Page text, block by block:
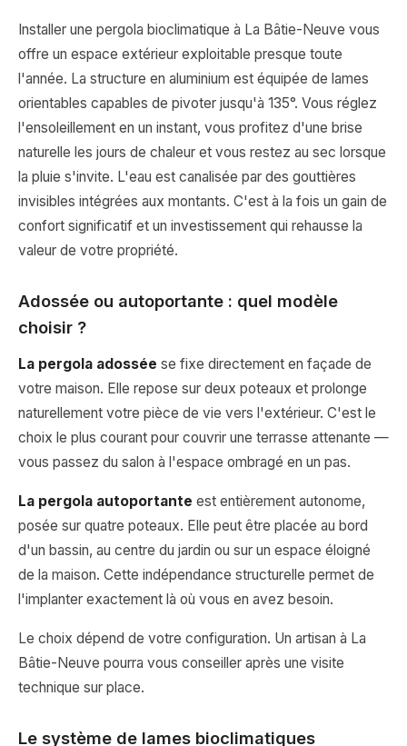
Installer une pergola bioclimatique à La Bâtie-Neuve vous
offre un espace extérieur exploitable presque toute
l'année. La structure en aluminium est équipée de lames
orientables capables de pivoter jusqu'à 135°. Vous réglez
l'ensoleillement en un instant, vous profitez d'une brise
naturelle les jours de chaleur et vous restez au sec lorsque
la pluie s'invite. L'eau est canalisée par des gouttières
invisibles intégrées aux montants. C'est à la fois un gain de
confort significatif et un investissement qui rehausse la
valeur de votre propriété.
Adossée ou autoportante : quel modèle
choisir ?
La pergola adossée se fixe directement en façade de
votre maison. Elle repose sur deux poteaux et prolonge
naturellement votre pièce de vie vers l'extérieur. C'est le
choix le plus courant pour couvrir une terrasse attenante —
vous passez du salon à l'espace ombragé en un pas.
La pergola autoportante est entièrement autonome,
posée sur quatre poteaux. Elle peut être placée au bord
d'un bassin, au centre du jardin ou sur un espace éloigné
de la maison. Cette indépendance structurelle permet de
l'implanter exactement là où vous en avez besoin.
Le choix dépend de votre configuration. Un artisan à La
Bâtie-Neuve pourra vous conseiller après une visite
technique sur place.
Le système de lames bioclimatiques